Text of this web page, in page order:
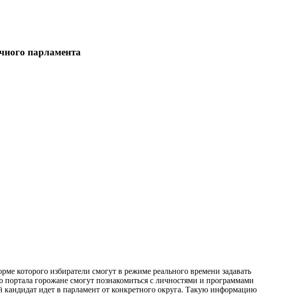
парламента
которого избиратели смогут в режиме реального времени задавать
горожане смогут познакомиться с личностями и программами
идет в парламент от конкретного округа. Такую информацию